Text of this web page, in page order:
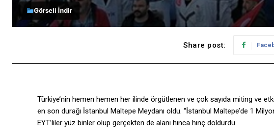
Görseli İndir
Share post:
Türkiye’nin hemen hemen her ilinde örgütlenen ve çok sayıda miting ve
en son durağı İstanbul Maltepe Meydanı oldu. “İstanbul Maltepe’de 1
EYT’liler yüz binler olup gerçekten de alanı hınca hınç doldurdu.